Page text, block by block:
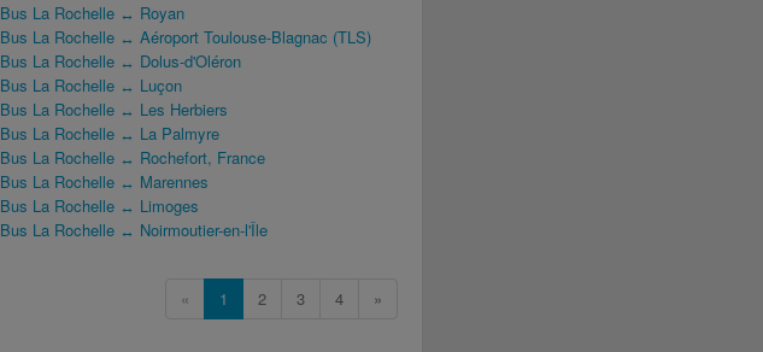
Bus La Rochelle ↔ Royan
Bus La Rochelle ↔ Aéroport Toulouse-Blagnac (TLS)
Bus La Rochelle ↔ Dolus-d'Oléron
Bus La Rochelle ↔ Luçon
Bus La Rochelle ↔ Les Herbiers
Bus La Rochelle ↔ La Palmyre
Bus La Rochelle ↔ Rochefort, France
Bus La Rochelle ↔ Marennes
Bus La Rochelle ↔ Limoges
Bus La Rochelle ↔ Noirmoutier-en-l'Île
« 1 2 3 4 »